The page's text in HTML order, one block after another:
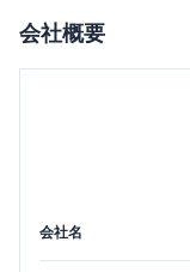
会社概要
会社名